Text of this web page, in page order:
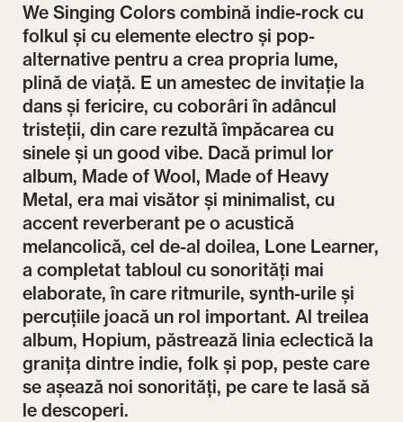
We Singing Colors combină indie-rock cu
folkul și cu elemente electro și pop-
alternative pentru a crea propria lume,
plină de viață. E un amestec de invitație la
dans și fericire, cu coborâri în adâncul
tristeții, din care rezultă împăcarea cu
sinele și un good vibe. Dacă primul lor
album, Made of Wool, Made of Heavy
Metal, era mai visător și minimalist, cu
accent reverberant pe o acustică
melancolică, cel de-al doilea, Lone Learner,
a completat tabloul cu sonorități mai
elaborate, în care ritmurile, synth-urile și
percuțiile joacă un rol important. Al treilea
album, Hopium, păstrează linia eclectică la
granița dintre indie, folk și pop, peste care
se așează noi sonorități, pe care te lasă să
le descoperi.